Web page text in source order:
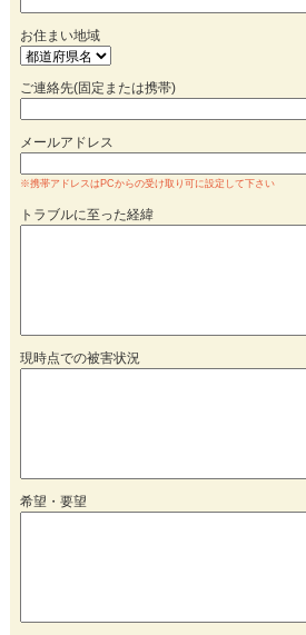
お住まい地域
ご連絡先(固定または携帯)
メールアドレス
※携帯アドレスはPCからの受け取り可に設定して下さい
トラブルに至った経緯
現時点での被害状況
希望・要望